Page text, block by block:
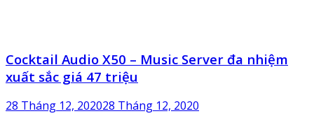
Cocktail Audio X50 – Music Server đa nhiệm
xuất sắc giá 47 triệu
28 Tháng 12, 202028 Tháng 12, 2020